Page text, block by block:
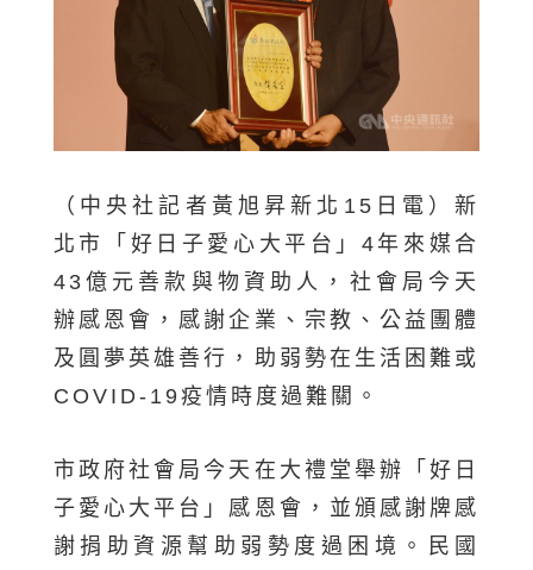
（中央社記者黃旭昇新北15日電）新
北市「好日子愛心大平台」4年來媒合
43億元善款與物資助人，社會局今天
辦感恩會，感謝企業、宗教、公益團體
及圓夢英雄善行，助弱勢在生活困難或
COVID-19疫情時度過難關。
市政府社會局今天在大禮堂舉辦「好日
子愛心大平台」感恩會，並頒感謝牌感
謝捐助資源幫助弱勢度過困境。民國